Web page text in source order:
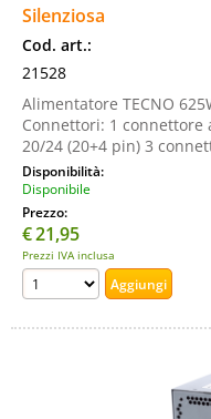
Silenziosa
Cod. art.:
21528
Alimentatore TECNO
Connettori: 1 connettore
20/24 (20+4 pin) 3
Disponibilità:
Disponibile
Prezzo:
€21,95
Prezzi IVA inclusa